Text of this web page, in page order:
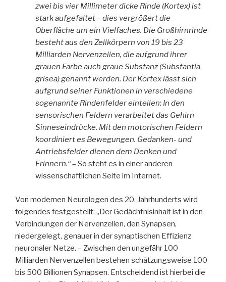
zwei bis vier Millimeter dicke Rinde (Kortex) ist
stark aufgefaltet – dies vergrößert die
Oberfläche um ein Vielfaches. Die Großhirnrinde
besteht aus den Zellkörpern von 19 bis 23
Milliarden Nervenzellen, die aufgrund ihrer
grauen Farbe auch graue Substanz (Substantia
grisea) genannt werden. Der Kortex lässt sich
aufgrund seiner Funktionen in verschiedene
sogenannte Rindenfelder einteilen: In den
sensorischen Feldern verarbeitet das Gehirn
Sinneseindrücke. Mit den motorischen Feldern
koordiniert es Bewegungen. Gedanken- und
Antriebsfelder dienen dem Denken und
Erinnern.“– So steht es in einer anderen
wissenschaftlichen Seite im Internet.
Von modernen Neurologen des 20. Jahrhunderts wird
folgendes festgestellt: „Der Gedächtnisinhalt ist in den
Verbindungen der Nervenzellen, den Synapsen,
niedergelegt, genauer in der synaptischen Effizienz
neuronaler Netze. – Zwischen den ungefähr 100
Milliarden Nervenzellen bestehen schätzungsweise 100
bis 500 Billionen Synapsen. Entscheidend ist hierbei die